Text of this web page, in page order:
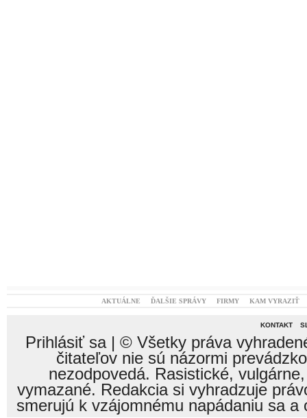
AKTUÁLNE ĎALŠIE SPRÁVY FIRMY KAM VYRAZIŤ
KONTAKT
Prihlásiť sa| © Všetky práva
čitateľov nie sú názormi
nezodpovedá. Rasistické,
vymazané. Redakcia si vyhradzuje
smerujú k vzájomnému napádaniu sa